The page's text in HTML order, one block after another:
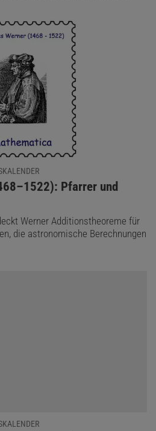
Pfarrer und
Werner Additionstheoreme für
die astronomische Berechnungen